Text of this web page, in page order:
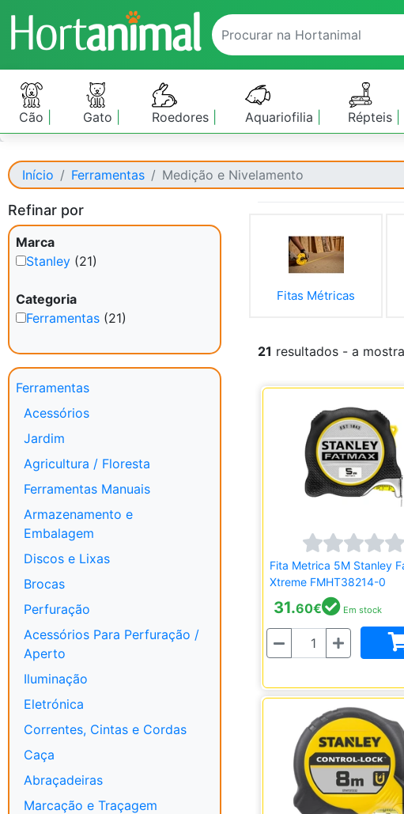
Cão Gato Roedores Aquariofilia Répteis
Início Ferramentas Medição e Nivelamento
Refinar por
Marca
Stanley (21)
Categoria
Ferramentas (21)
Ferramentas
Acessórios
Jardim
Agricultura / Floresta
Ferramentas Manuais
Armazenamento e
Embalagem
Discos e Lixas
Brocas
Perfuração
Acessórios Para Perfuração /
Aperto
Iluminação
Eletrónica
Correntes, Cintas e Cordas
Caça
Abraçadeiras
Marcação e Traçagem
Fitas Métricas
21 resultados - a
Fita Metrica 5M Stanley
Xtreme FMHT38214-0
31.60€ Em stock
Quantidade